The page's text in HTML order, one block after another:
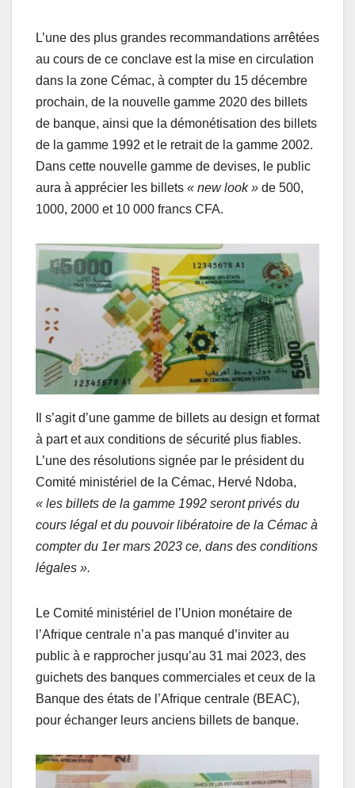
L’une des plus grandes recommandations arrêtées
au cours de ce conclave est la mise en circulation
dans la zone Cémac, à compter du 15 décembre
prochain, de la nouvelle gamme 2020 des billets
de banque, ainsi que la démonétisation des billets
de la gamme 1992 et le retrait de la gamme 2002.
Dans cette nouvelle gamme de devises, le public
aura à apprécier les billets « new look » de 500,
1000, 2000 et 10 000 francs CFA.
Il s’agit d’une gamme de billets au design et format
à part et aux conditions de sécurité plus fiables.
L’une des résolutions signée par le président du
Comité ministériel de la Cémac, Hervé Ndoba,
« les billets de la gamme 1992 seront privés du
cours légal et du pouvoir libératoire de la Cémac à
compter du 1er mars 2023 ce, dans des conditions
légales ».
Le Comité ministériel de l’Union monétaire de
l’Afrique centrale n’a pas manqué d’inviter au
public à e rapprocher jusqu’au 31 mai 2023, des
guichets des banques commerciales et ceux de la
Banque des états de l’Afrique centrale (BEAC),
pour échanger leurs anciens billets de banque.